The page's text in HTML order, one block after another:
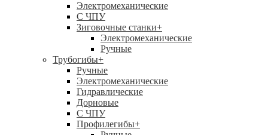
Электромеханические
С ЧПУ
Зиговочные станки+
Электромеханические
Ручные
Трубогибы+
Ручные
Электромеханические
Гидравлические
Дорновые
С ЧПУ
Профилегибы+